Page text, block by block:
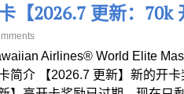
2026.7 更新：70k
Airlines® World Elite
简介 【2026.7 更新】新的开